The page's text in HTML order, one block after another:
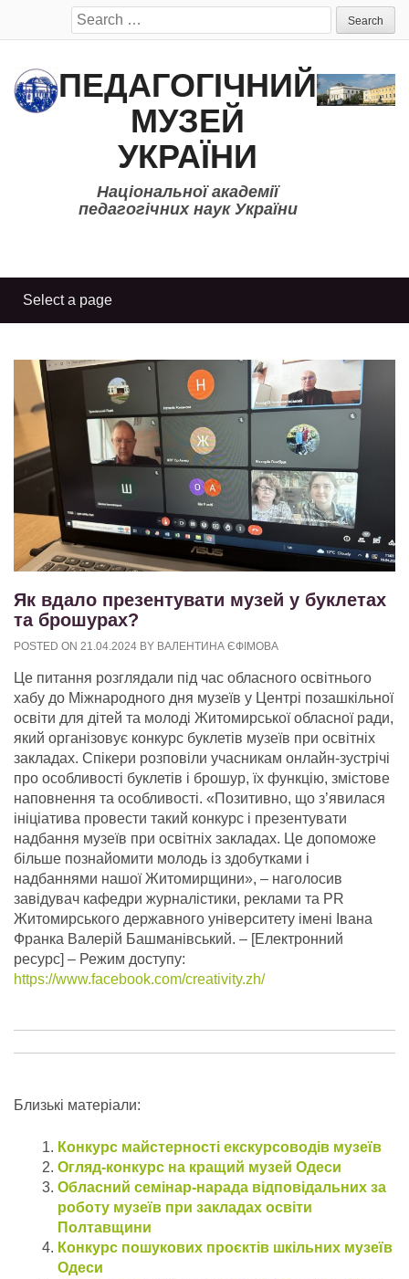
Search
for:
ПЕДАГОГІЧНИЙ
МУЗЕЙ
УКРАЇНИ
Національної академії
педагогічних наук України
Як вдало презентувати музей у буклетах
та брошурах?
POSTED ON 21.04.2024 BY ВАЛЕНТИНА ЄФІМОВА
Це питання розглядали під час обласного освітнього
хабу до Міжнародного дня музеїв у Центрі позашкільної
освіти для дітей та молоді Житомирської обласної ради,
який організовує конкурс буклетів музеїв при освітніх
закладах. Спікери розповіли учасникам онлайн-зустрічі
про особливості буклетів і брошур, їх функцію, змістове
наповнення та особливості. «Позитивно, що з’явилася
ініціатива провести такий конкурс і презентувати
надбання музеїв при освітніх закладах. Це допоможе
більше познайомити молодь із здобутками і
надбаннями нашої Житомирщини», – наголосив
завідувач кафедри журналістики, реклами та PR
Житомирського державного університету імені Івана
Франка Валерій Башманівський. – [Електронний
ресурс] – Режим доступу:
https://www.facebook.com/creativity.zh/
Близькі матеріали:
Конкурс майстерності екскурсоводів музеїв
Огляд-конкурс на кращий музей Одеси
Обласний семінар-нарада відповідальних за
роботу музеїв при закладах освіти
Полтавщини
Конкурс пошукових проєктів шкільних музеїв
Одеси